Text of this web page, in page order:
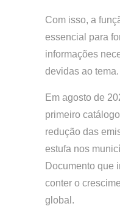
Com isso, a
essencial para
informações
devidas ao tema.
Em agosto de
primeiro
redução das
estufa nos
Documento que
conter o
global.